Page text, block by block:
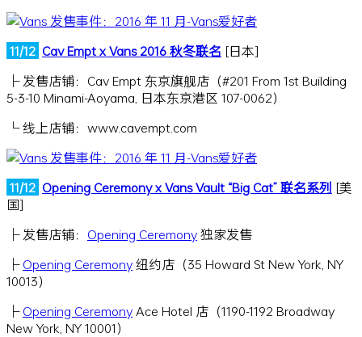
11/12 Cav Empt x Vans 2016 秋冬联名 [日本]
├ 发售店铺：Cav Empt 东京旗舰店（#201 From 1st Building
5-3-10 Minami-Aoyama, 日本东京港区 107-0062）
└ 线上店铺：www.cavempt.com
11/12 Opening Ceremony x Vans Vault “Big Cat” 联名系列 [美
国]
├ 发售店铺： Opening Ceremony独家发售
├Opening Ceremony纽约店（35 Howard St New York, NY
10013）
├Opening CeremonyAce Hotel 店（1190-1192 Broadway
New York, NY 10001）